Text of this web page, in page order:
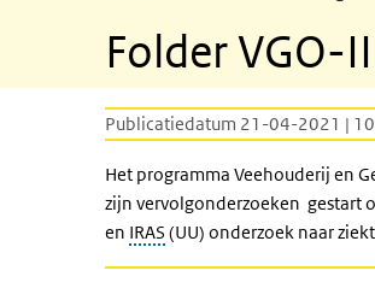
Folder VGO-
Publicatiedatum 21-04-2021 |
Het programma Veehouderij en
zijn vervolgonderzoeken gestart
en IRAS (UU) onderzoek naar